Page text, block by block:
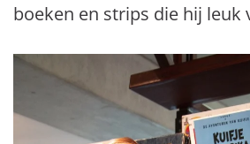
boeken en strips die hij leuk